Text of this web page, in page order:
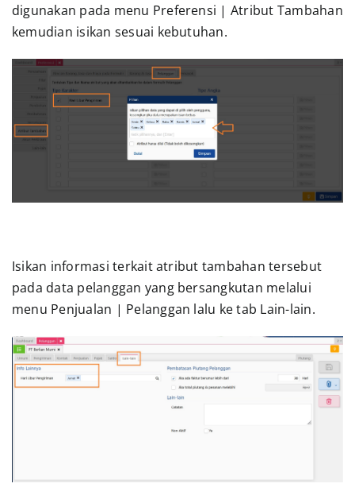
digunakan pada menu Preferensi | Atribut Tambahan
kemudian isikan sesuai kebutuhan.
Isikan informasi terkait atribut tambahan tersebut
pada data pelanggan yang bersangkutan melalui
menu Penjualan | Pelanggan lalu ke tab Lain-lain.